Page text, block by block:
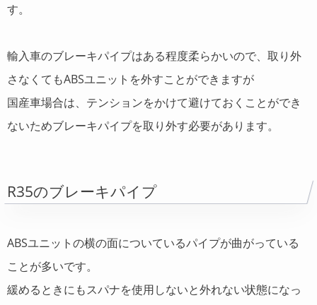
す。
輸入車のブレーキパイプはある程度柔らかいので、取り外
さなくてもABSユニットを外すことができますが
国産車場合は、テンションをかけて避けておくことができ
ないためブレーキパイプを取り外す必要があります。
R35のブレーキパイプ
ABSユニットの横の面についているパイプが曲がっている
ことが多いです。
緩めるときにもスパナを使用しないと外れない状態になっ